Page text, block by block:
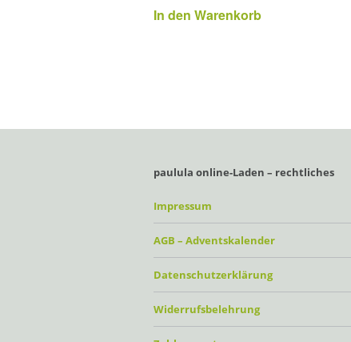
In den Warenkorb
paulula online-Laden – rechtliches
Impressum
AGB – Adventskalender
Datenschutzerklärung
Widerrufsbelehrung